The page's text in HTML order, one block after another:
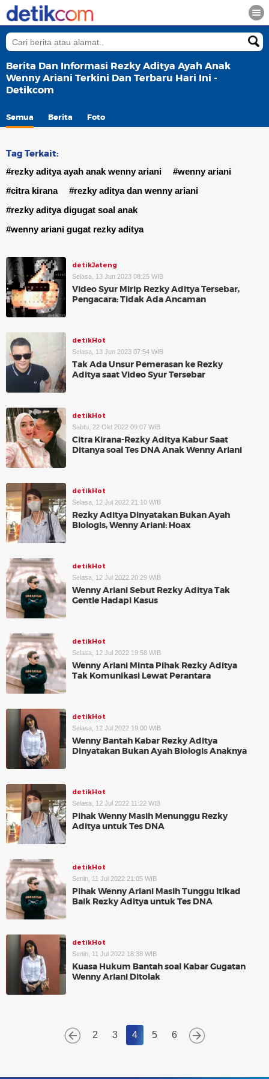
Berita Dan Informasi Rezky Aditya Ayah Anak
Wenny Ariani Terkini Dan Terbaru Hari Ini -
Detikcom
Semua Berita Foto
Tag Terkait:
#rezky aditya ayah anak wenny ariani
#wenny ariani
#citra kirana
#rezky aditya dan wenny ariani
#rezky aditya digugat soal anak
#wenny ariani gugat rezky aditya
detikJateng
Selasa, 13 Jun 2023 08:25 WIB
Video Syur Mirip Rezky Aditya Tersebar,
Pengacara: Tidak Ada Ancaman
detikHot
Selasa, 13 Jun 2023 07:54 WIB
Tak Ada Unsur Pemerasan ke Rezky
Aditya saat Video Syur Tersebar
detikHot
Sabtu, 22 Okt 2022 09:07 WIB
Citra Kirana-Rezky Aditya Kabur Saat
Ditanya soal Tes DNA Anak Wenny Ariani
detikHot
Selasa, 12 Jul 2022 21:10 WIB
Rezky Aditya Dinyatakan Bukan Ayah
Biologis, Wenny Ariani: Hoax
detikHot
Selasa, 12 Jul 2022 20:29 WIB
Wenny Ariani Sebut Rezky Aditya Tak
Gentle Hadapi Kasus
detikHot
Selasa, 12 Jul 2022 19:58 WIB
Wenny Ariani Minta Pihak Rezky Aditya
Tak Komunikasi Lewat Perantara
detikHot
Selasa, 12 Jul 2022 19:00 WIB
Wenny Bantah Kabar Rezky Aditya
Dinyatakan Bukan Ayah Biologis Anaknya
detikHot
Selasa, 12 Jul 2022 11:22 WIB
Pihak Wenny Masih Menunggu Rezky
Aditya untuk Tes DNA
detikHot
Senin, 11 Jul 2022 21:05 WIB
Pihak Wenny Ariani Masih Tunggu Itikad
Baik Rezky Aditya untuk Tes DNA
detikHot
Senin, 11 Jul 2022 18:38 WIB
Kuasa Hukum Bantah soal Kabar Gugatan
Wenny Ariani Ditolak
2 3 4 5 6